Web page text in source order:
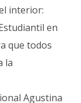
interior:
en
que todos
la
Agustina